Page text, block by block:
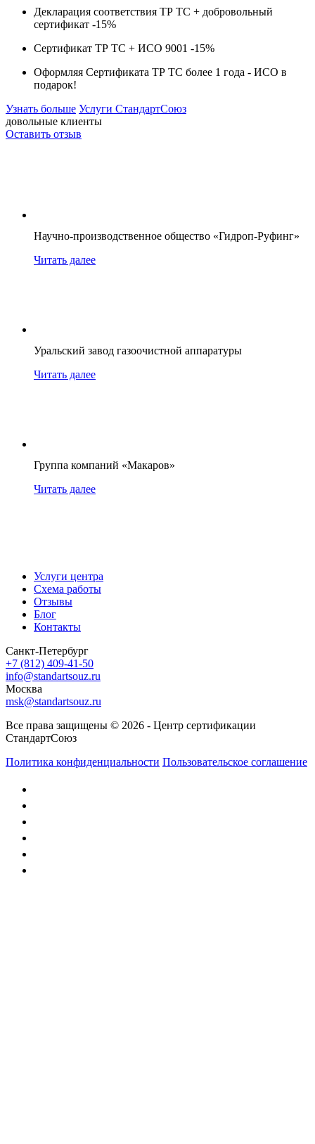
Декларация соответствия ТР ТС + добровольный
сертификат -15%
Сертификат ТР ТС + ИСО 9001 -15%
Оформляя Сертификата ТР ТС более 1 года - ИСО в
подарок!
Узнать больше Услуги СтандартСоюз
довольные клиенты
Оставить отзыв
Научно-производственное общество «Гидроп-Руфинг»
Читать далее
Уральский завод газоочистной аппаратуры
Читать далее
Группа компаний «Макаров»
Читать далее
Услуги центра
Схема работы
Отзывы
Блог
Контакты
Санкт-Петербург
+7 (812) 409-41-50
info@standartsouz.ru
Москва
msk@standartsouz.ru
Все права защищены © 2026 - Центр сертификации
СтандартСоюз
Политика конфиденциальности Пользовательское соглашение